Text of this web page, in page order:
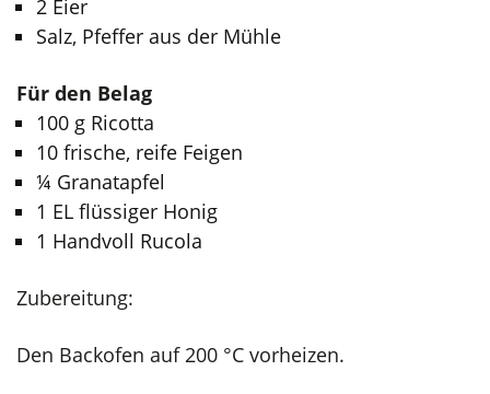
2 Eier
Salz, Pfeffer aus der Mühle
Für den Belag
100 g Ricotta
10 frische, reife Feigen
¼ Granatapfel
1 EL flüssiger Honig
1 Handvoll Rucola
Zubereitung:
Den Backofen auf 200 °C vorheizen.